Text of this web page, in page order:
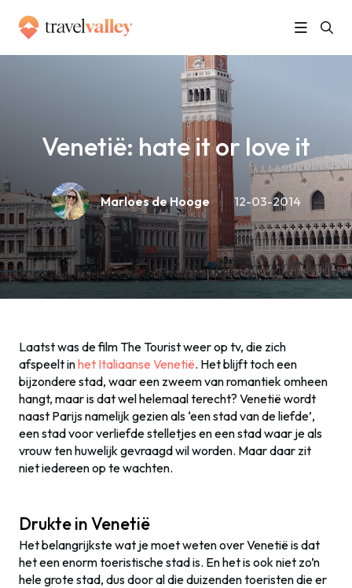
Venetië: hate it or love it
Venetië: hate it or love it
Marloes de Hooge 12-03-2014
Laatst was de film The Tourist weer op tv, die zich
afspeelt inhet Italiaanse Venetië. Het blijft toch een
bijzondere stad, waar een zweem van romantiek omheen
hangt, maar is dat wel helemaal terecht? Venetië wordt
naast Parijs namelijk gezien als ‘een stad van de liefde’,
een stad voor verliefde stelletjes en een stad waar je als
vrouw ten huwelijk gevraagd wil worden. Maar daar zit
niet iedereen op te wachten.
Drukte in Venetië
Het belangrijkste wat je moet weten over Venetië is dat
het een enorm toeristische stad is. En het is ook niet zo’n
hele grote stad, dus door al die duizenden toeristen die er